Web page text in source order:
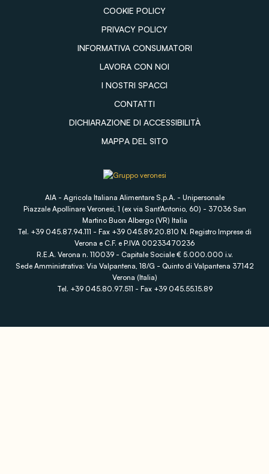
COOKIE POLICY
PRIVACY POLICY
INFORMATIVA CONSUMATORI
LAVORA CON NOI
I NOSTRI SPACCI
CONTATTI
DICHIARAZIONE DI ACCESSIBILITÀ
MAPPA DEL SITO
AIA - Agricola Italiana Alimentare S.p.A. - Unipersonale
Piazzale Apollinare Veronesi, 1 (ex via Sant'Antonio, 60) - 37036 San
Martino Buon Albergo (VR) Italia
Tel. +39 045.87.94.111 - Fax +39 045.89.20.810 N. Registro Imprese di
Verona e C.F. e P.IVA 00233470236
R.E.A. Verona n. 110039 - Capitale Sociale € 5.000.000 i.v.
Sede Amministrativa: Via Valpantena, 18/G - Quinto di Valpantena 37142
Verona (Italia)
Tel. +39 045.80.97.511 - Fax +39 045.55.15.89